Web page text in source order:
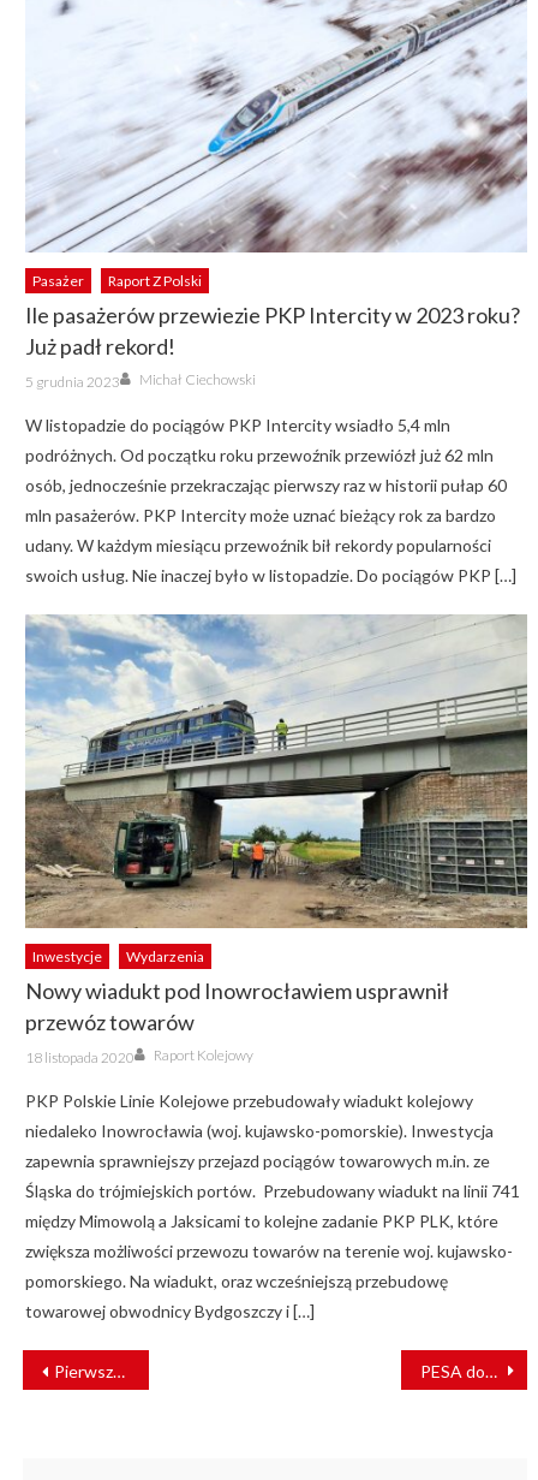
Pasażer Raport Z Polski
Ile pasażerów przewiezie PKP Intercity w 2023 roku?
Już padł rekord!
Posted
on
5 grudnia 2023 Author
Michał Ciechowski
W listopadzie do pociągów PKP Intercity wsiadło 5,4 mln
podróżnych. Od początku roku przewoźnik przewiózł już 62 mln
osób, jednocześnie przekraczając pierwszy raz w historii pułap 60
mln pasażerów. PKP Intercity może uznać bieżący rok za bardzo
udany. W każdym miesiącu przewoźnik bił rekordy popularności
swoich usług. Nie inaczej było w listopadzie. Do pociągów PKP […]
Inwestycje Wydarzenia
Nowy wiadukt pod Inowrocławiem usprawnił
przewóz towarów
Posted
on
18 listopada 2020 Author
Raport Kolejowy
PKP Polskie Linie Kolejowe przebudowały wiadukt kolejowy
niedaleko Inowrocławia (woj. kujawsko-pomorskie). Inwestycja
zapewnia sprawniejszy przejazd pociągów towarowych m.in. ze
Śląska do trójmiejskich portów. Przebudowany wiadukt na linii 741
między Mimowolą a Jaksicami to kolejne zadanie PKP PLK, które
zwiększa możliwości przewozu towarów na terenie woj. kujawsko-
pomorskiego. Na wiadukt, oraz wcześniejszą przebudowę
towarowej obwodnicy Bydgoszczy i […]
NAWIGACJA
WPISU
Pierwszy TRAMLINK wyjechał na ulice Mediolanu PESA dostarczy nowe szynobusy dla Kolei Mazowieckich